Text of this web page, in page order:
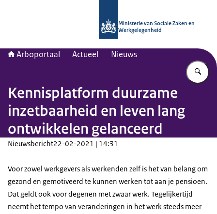
Ministerie van Sociale Zaken en
Werkgelegenheid
Arboportaal Actueel Nieuws
Kennisplatform duurzame
inzetbaarheid en leven lang
ontwikkelen gelanceerd
Nieuwsbericht22-02-2021 | 14:31
Voor zowel werkgevers als werkenden zelf is het van belang om
gezond en gemotiveerd te kunnen werken tot aan je pensioen.
Dat geldt ook voor degenen met zwaar werk. Tegelijkertijd
neemt het tempo van veranderingen in het werk steeds meer